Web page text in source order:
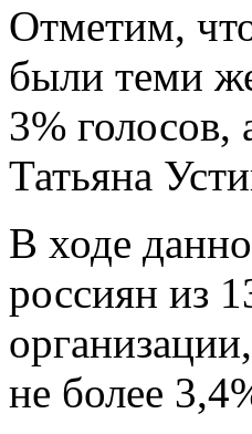
Отметим,
были теми
3% голосов,
Татьяна
В ходе
россиян из
не более